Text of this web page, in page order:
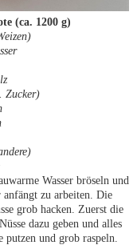
(ca. 1200 g)
Zucker)
Wasser bröseln und
anfängt zu arbeiten. Die
grob hacken. Zuerst die
dazu geben und alles
und grob raspeln.